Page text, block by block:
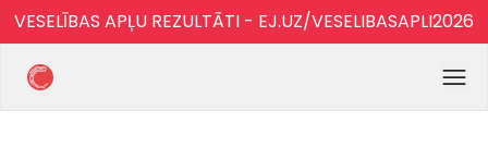
VESELĪBAS APĻU REZULTĀTI - EJ.UZ/VESELIBASAPLI2026